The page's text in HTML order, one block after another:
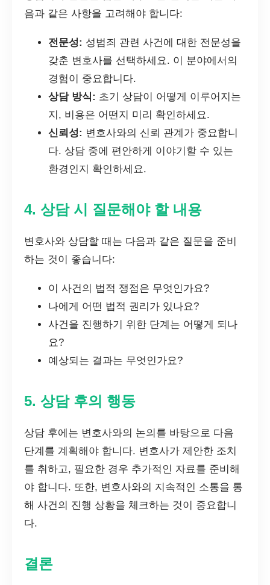
음과 같은 사항을 고려해야 합니다:
전문성: 성범죄 관련 사건에 대한 전문성을
갖춘 변호사를 선택하세요. 이 분야에서의
경험이 중요합니다.
상담 방식: 초기 상담이 어떻게 이루어지는
지, 비용은 어떤지 미리 확인하세요.
신뢰성: 변호사와의 신뢰 관계가 중요합니
다. 상담 중에 편안하게 이야기할 수 있는
환경인지 확인하세요.
4. 상담 시 질문해야 할 내용
변호사와 상담할 때는 다음과 같은 질문을 준비
하는 것이 좋습니다:
이 사건의 법적 쟁점은 무엇인가요?
나에게 어떤 법적 권리가 있나요?
사건을 진행하기 위한 단계는 어떻게 되나
요?
예상되는 결과는 무엇인가요?
5. 상담 후의 행동
상담 후에는 변호사와의 논의를 바탕으로 다음
단계를 계획해야 합니다. 변호사가 제안한 조치
를 취하고, 필요한 경우 추가적인 자료를 준비해
야 합니다. 또한, 변호사와의 지속적인 소통을 통
해 사건의 진행 상황을 체크하는 것이 중요합니
다.
결론